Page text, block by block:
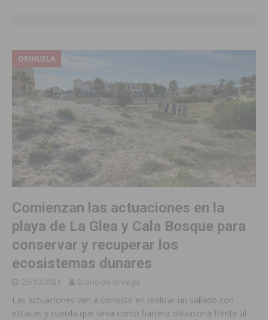
ORIHUELA
Comienzan las actuaciones en la
playa de La Glea y Cala Bosque para
conservar y recuperar los
ecosistemas dunares
25/10/2021 Diario de la Vega
Las actuaciones van a consistir en realizar un vallado con
estacas y cuerda que sirva como barrera disuasoria frente al